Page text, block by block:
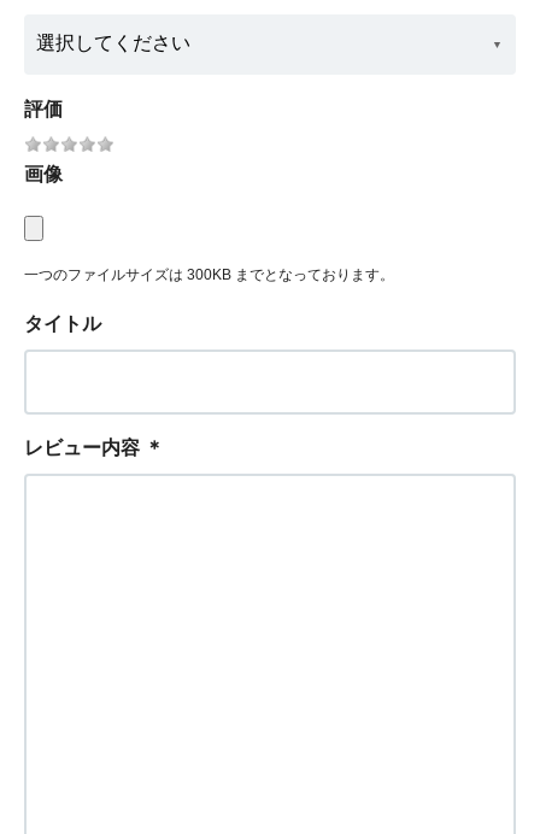
評価
画像
一つのファイルサイズは 300KB までとなっております。
タイトル
レビュー内容 ＊